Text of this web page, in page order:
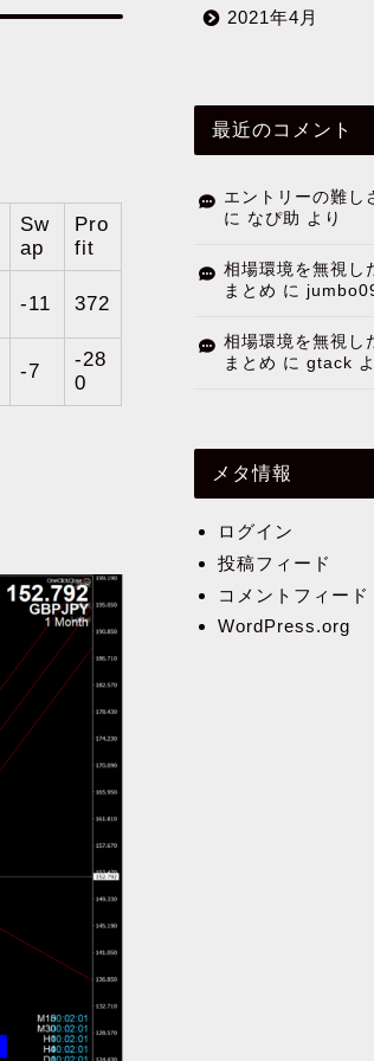
Sw
ap
Pro
fit
-11 372
-7
-28
0
2021年4月
最近のコメント
エントリーの難し
に なぴ助 より
相場環境を無視し
まとめ に
相場環境を無視し
まとめ に gtack
メタ情報
ログイン
投稿フィード
コメントフィード
WordPress.org